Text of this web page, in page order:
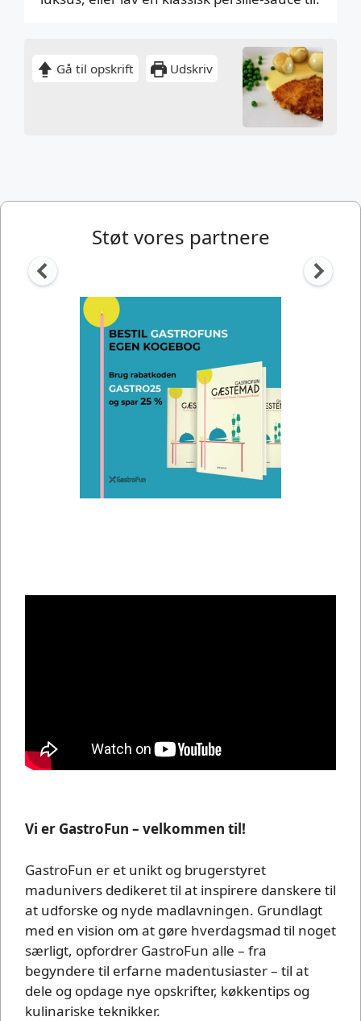
Gå til opskrift Udskriv
Støt vores partnere
Vi er GastroFun – velkommen til!
GastroFun er et unikt og brugerstyret
madunivers dedikeret til at inspirere danskere til
at udforske og nyde madlavningen. Grundlagt
med en vision om at gøre hverdagsmad til noget
særligt, opfordrer GastroFun alle – fra
begyndere til erfarne madentusiaster – til at
dele og opdage nye opskrifter, køkkentips og
kulinariske teknikker.